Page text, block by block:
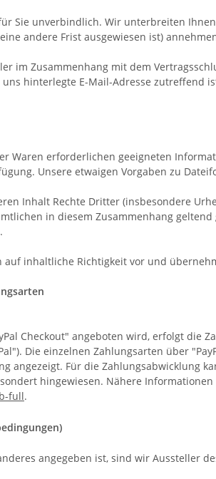
Sie unverbindlich. Wir unterbreiten
andere Frist ausgewiesen ist)
im Zusammenhang mit dem
hinterlegte E-Mail-Adresse
Waren erforderlichen geeigneten
Unsere etwaigen Vorgaben zu
Inhalt Rechte Dritter (insbesondere
in diesem Zusammenhang
inhaltliche Richtigkeit vor und
Checkout" angeboten wird, erfolgt die
Die einzelnen Zahlungsarten über
angezeigt. Für die Zahlungsabwicklung
hingewiesen. Nähere
full.
angegeben ist, sind wir Aussteller